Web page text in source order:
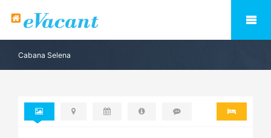
Cabana Selena